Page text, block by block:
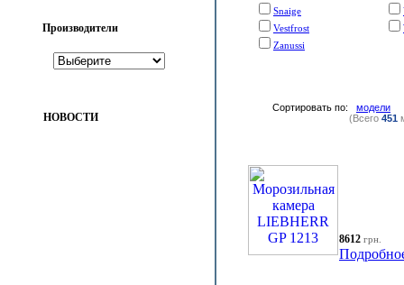
Производители
НОВОСТИ
Snaige
Vestfrost
Zanussi
Сортировать по: модели
(Всего 451
8612 грн.